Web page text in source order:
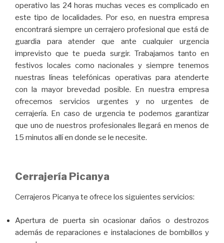
operativo las 24 horas muchas veces es complicado en
este tipo de localidades. Por eso, en nuestra empresa
encontrará siempre un cerrajero profesional que está de
guardia para atender que ante cualquier urgencia
imprevisto que te pueda surgir. Trabajamos tanto en
festivos locales como nacionales y siempre tenemos
nuestras líneas telefónicas operativas para atenderte
con la mayor brevedad posible. En nuestra empresa
ofrecemos servicios urgentes y no urgentes de
cerrajería. En caso de urgencia te podemos garantizar
que uno de nuestros profesionales llegará en menos de
15 minutos allí en donde se le necesite.
Cerrajería Picanya
Cerrajeros Picanya te ofrece los siguientes servicios:
Apertura de puerta sin ocasionar daños o destrozos
además de reparaciones e instalaciones de bombillos y